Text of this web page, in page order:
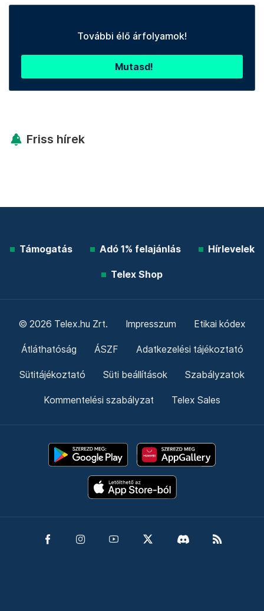
További élő árfolyamok!
Mutasd!
Friss hírek
Támogatás Adó 1% felajánlás Hírlevelek
Telex Shop
© 2026 Telex.hu Zrt. Impresszum Etikai kódex
Átláthatóság ÁSZF Adatkezelési tájékoztató
Sütitájékoztató Süti beállítások Szabályzatok
Kommentelési szabályzat Telex Sales